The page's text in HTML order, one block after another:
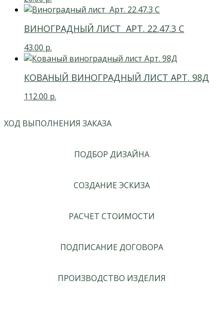
ВИНОГРАДНЫЙ ЛИСТ АРТ. 22.47.3 С
43.00 р.
КОВАНЫЙ ВИНОГРАДНЫЙ ЛИСТ АРТ. 98Д
112.00 р.
ХОД ВЫПОЛНЕНИЯ ЗАКАЗА
ПОДБОР ДИЗАЙНА
СОЗДАНИЕ ЭСКИЗА
РАСЧЕТ СТОИМОСТИ
ПОДПИСАНИЕ ДОГОВОРА
ПРОИЗВОДСТВО ИЗДЕЛИЯ